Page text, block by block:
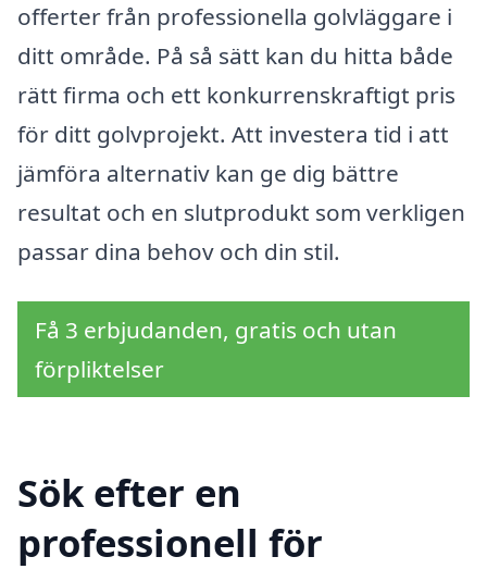
offerter från professionella golvläggare i
ditt område. På så sätt kan du hitta både
rätt firma och ett konkurrenskraftigt pris
för ditt golvprojekt. Att investera tid i att
jämföra alternativ kan ge dig bättre
resultat och en slutprodukt som verkligen
passar dina behov och din stil.
Få 3 erbjudanden, gratis och utan
förpliktelser
Sök efter en
professionell för